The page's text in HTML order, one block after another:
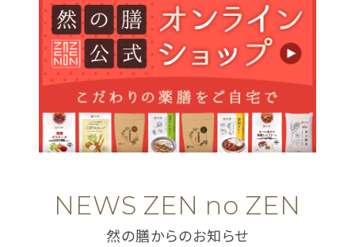
NEWS ZEN no ZEN
然の膳からのお知らせ